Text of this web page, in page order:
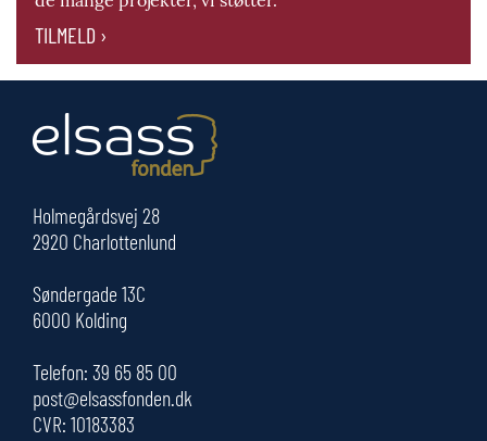
TILMELD ›
Holmegårdsvej 28
2920 Charlottenlund
Søndergade 13C
6000 Kolding
Telefon: 39 65 85 00
post@elsassfonden.dk
CVR: 10183383